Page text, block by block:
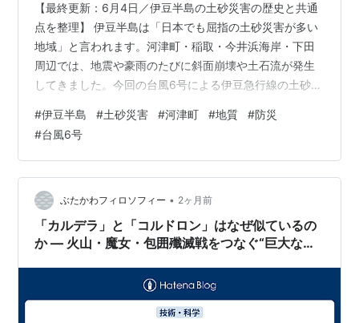
【最終更新：6月4日／伊豆半島の土砂災害の歴史と共通
点を整理】 伊豆半島は「日本でも屈指の土砂災害が多い
地域」と言われます。河津町・稲取・今井浜海岸・下田
周辺では、地震や豪雨のたびに斜面崩壊や土石流が発生
してきました。今回の台風6号による伊豆急行線の土砂流
豆半島で過去に起きた主な土砂災害を整理し、共通する
地形・地質の特徴、そして今回の崩落との関連性をわか
りやすく解説します。 伊豆半島で過去に発生した主な土
砂災害 2019年台風15号による伊豆急行線の被害 河津町
の地形・地質と土砂災害リスク 土砂災害危険箇所241箇
所という構造的な脆弱性 今回…
#伊豆半島 #土砂災害 #河津町 #地質 #防災
#台風6号
ぶたかわフィロソフィー • 2ヶ月前
「カルデラ」と「コルドロン」はなぜ似ているの
か ― 火山・魔女・包囲殲滅戦をつなぐ“巨大な